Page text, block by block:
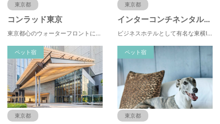
東京都
コンラッド東京
東京都心のウォーターフロントに位置し、都内全域へのアクセスへも便利なコンラッド東京は、銀座や新橋へ徒歩圏内、明治神宮や浅草、六本木などの観光・ショッピングエリアにもアクセス至便。また、東京駅まで10分、羽田空港まで25分、丸の内などの主要ビジネス街へのアクセスにも優れ、ビジネスにも最適のロケーションです。
東京都
インターコンチネンタル東京ベイ
ビジネスホテルとして有名な東横INN(東横イン)がペットと一緒に泊まれるプランをスタートしました。東横INNは、ペット専用Instagramもスタートしており、飼い主の間で話題になっています。
ペット宿
東京都
ペット宿
東京都